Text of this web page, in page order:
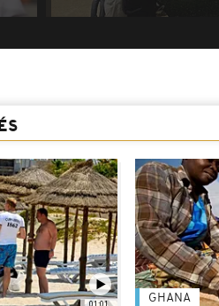
GHANA